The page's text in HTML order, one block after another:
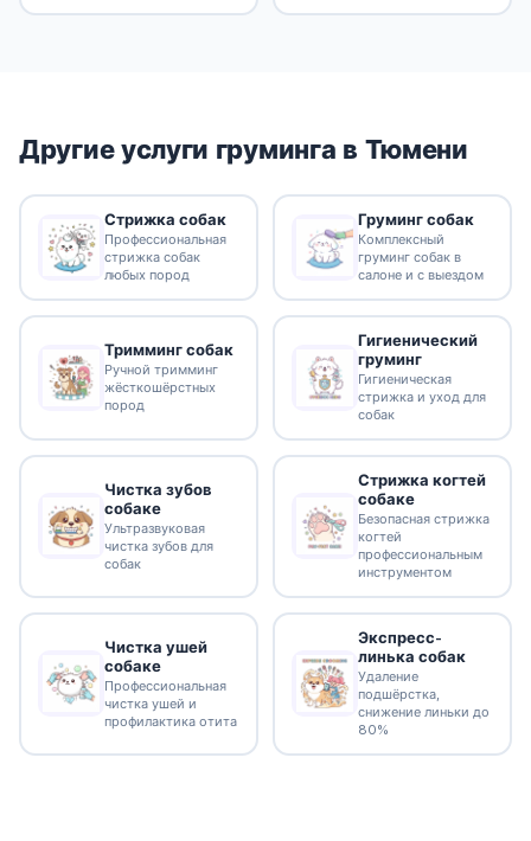
Другие услуги груминга в Тюмени
Стрижка собак
Профессиональная
стрижка собак
любых пород
Груминг собак
Комплексный
груминг собак в
салоне и с выездом
Тримминг собак
Ручной тримминг
жёсткошёрстных
пород
Гигиенический
груминг
Гигиеническая
стрижка и уход для
собак
Чистка зубов
собаке
Ультразвуковая
чистка зубов для
собак
Стрижка когтей
собаке
Безопасная стрижка
когтей
профессиональным
инструментом
Чистка ушей
собаке
Профессиональная
чистка ушей и
профилактика отита
Экспресс-
линька собак
Удаление
подшёрстка,
снижение линьки до
80%